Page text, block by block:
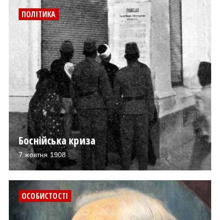
ПОЛІТИКА
Боснійська криза
7 жовтня 1908
ОСОБИСТОСТІ